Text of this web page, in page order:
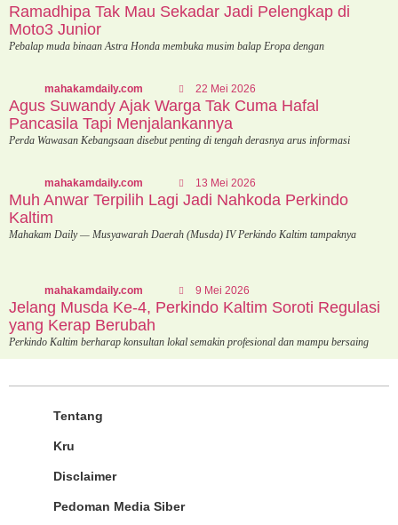
Ramadhipa Tak Mau Sekadar Jadi Pelengkap di
Moto3 Junior
Pebalap muda binaan Astra Honda membuka musim balap Eropa dengan
mahakamdaily.com 22 Mei 2026
Agus Suwandy Ajak Warga Tak Cuma Hafal
Pancasila Tapi Menjalankannya
Perda Wawasan Kebangsaan disebut penting di tengah derasnya arus informasi
mahakamdaily.com 13 Mei 2026
Muh Anwar Terpilih Lagi Jadi Nahkoda Perkindo
Kaltim
Mahakam Daily — Musyawarah Daerah (Musda) IV Perkindo Kaltim tampaknya
mahakamdaily.com 9 Mei 2026
Jelang Musda Ke-4, Perkindo Kaltim Soroti Regulasi
yang Kerap Berubah
Perkindo Kaltim berharap konsultan lokal semakin profesional dan mampu bersaing
Tentang
Kru
Disclaimer
Pedoman Media Siber